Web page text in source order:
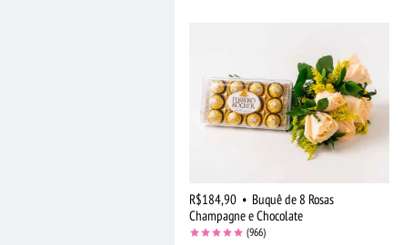
R$184,90 • Buquê de 8 Rosas
Champagne e Chocolate
(966)